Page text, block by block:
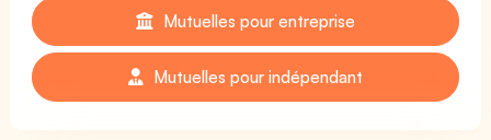
Mutuelles pour entreprise
Mutuelles pour indépendant